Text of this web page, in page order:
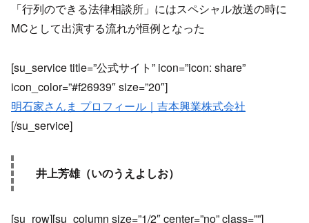
「行列のできる法律相談所」にはスペシャル放送の時に
MCとして出演する流れが恒例となった
[su_service title=”公式サイト” icon=”icon: share”
icon_color=”#f26939″ size=”20″]
明石家さんま プロフィール｜吉本興業株式会社
[/su_service]
井上芳雄（いのうえよしお）
[su_row][su_column size=”1/2″ center=”no” class=””]